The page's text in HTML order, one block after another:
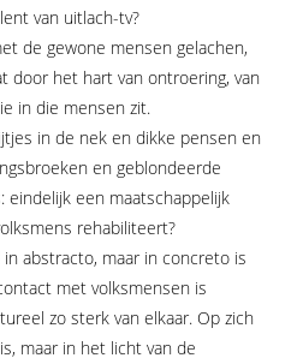
van uitlach-tv?
de gewone mensen gelachen,
door het hart van ontroering, van
in die mensen zit.
in de nek en dikke pensen en
en geblondeerde
eindelijk een maatschappelijk
rehabiliteert?
in abstracto, maar in concreto is
met volksmensen is
zo sterk van elkaar. Op zich
maar in het licht van de